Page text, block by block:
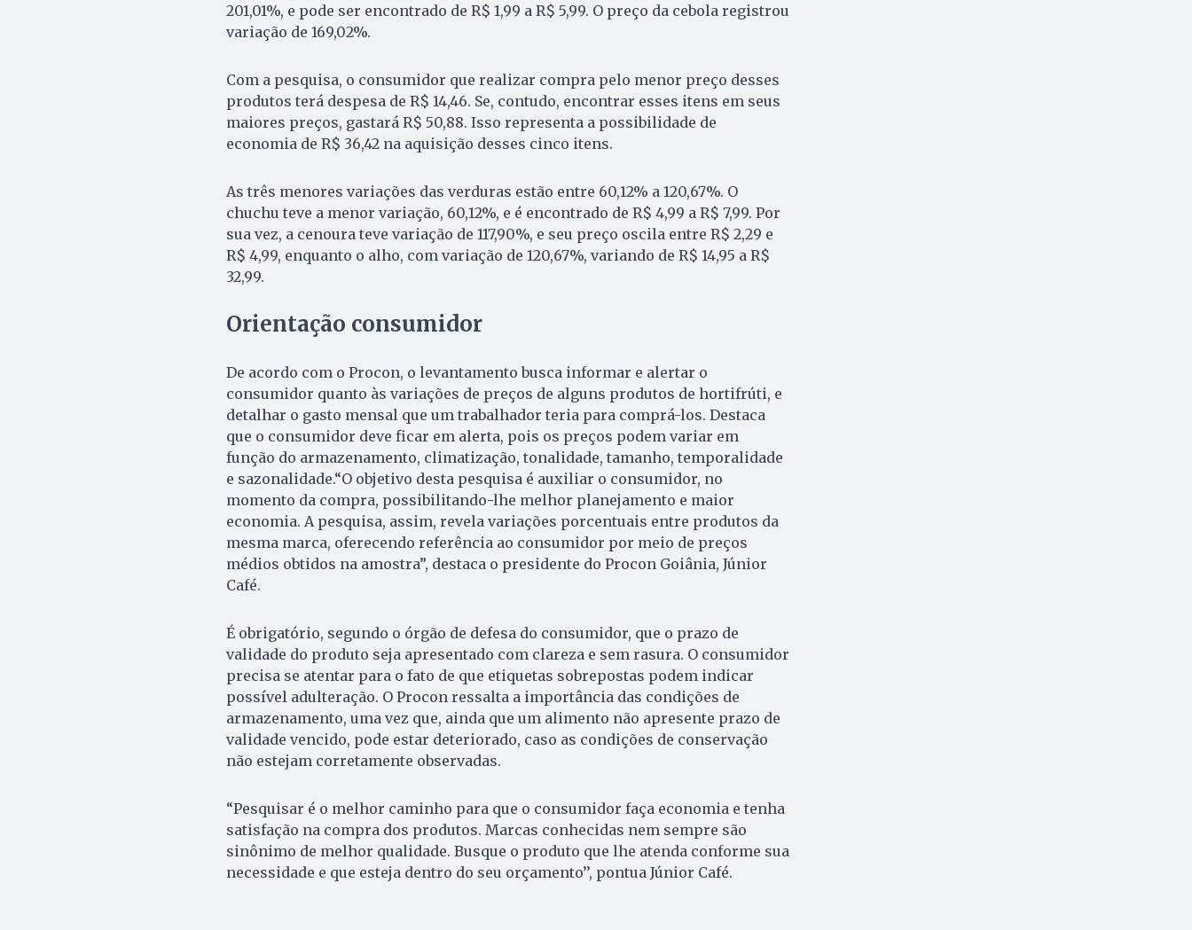
201,01%, e pode ser encontrado de R$ 1,99 a R$ 5,99. O preço da cebola registrou
variação de 169,02%.
Com a pesquisa, o consumidor que realizar compra pelo menor preço desses
produtos terá despesa de R$ 14,46. Se, contudo, encontrar esses itens em seus
maiores preços, gastará R$ 50,88. Isso representa a possibilidade de
economia de R$ 36,42 na aquisição desses cinco itens.
As três menores variações das verduras estão entre 60,12% a 120,67%. O
chuchu teve a menor variação, 60,12%, e é encontrado de R$ 4,99 a R$ 7,99. Por
sua vez, a cenoura teve variação de 117,90%, e seu preço oscila entre R$ 2,29 e
R$ 4,99, enquanto o alho, com variação de 120,67%, variando de R$ 14,95 a R$
32,99.
Orientação consumidor
De acordo com o Procon, o levantamento busca informar e alertar o
consumidor quanto às variações de preços de alguns produtos de hortifrúti, e
detalhar o gasto mensal que um trabalhador teria para comprá-los. Destaca
que o consumidor deve ficar em alerta, pois os preços podem variar em
função do armazenamento, climatização, tonalidade, tamanho, temporalidade
e sazonalidade.“O objetivo desta pesquisa é auxiliar o consumidor, no
momento da compra, possibilitando-lhe melhor planejamento e maior
economia. A pesquisa, assim, revela variações porcentuais entre produtos da
mesma marca, oferecendo referência ao consumidor por meio de preços
médios obtidos na amostra”, destaca o presidente do Procon Goiânia, Júnior
Café.
É obrigatório, segundo o órgão de defesa do consumidor, que o prazo de
validade do produto seja apresentado com clareza e sem rasura. O consumidor
precisa se atentar para o fato de que etiquetas sobrepostas podem indicar
possível adulteração. O Procon ressalta a importância das condições de
armazenamento, uma vez que, ainda que um alimento não apresente prazo de
validade vencido, pode estar deteriorado, caso as condições de conservação
não estejam corretamente observadas.
“Pesquisar é o melhor caminho para que o consumidor faça economia e tenha
satisfação na compra dos produtos. Marcas conhecidas nem sempre são
sinônimo de melhor qualidade. Busque o produto que lhe atenda conforme sua
necessidade e que esteja dentro do seu orçamento’’, pontua Júnior Café.